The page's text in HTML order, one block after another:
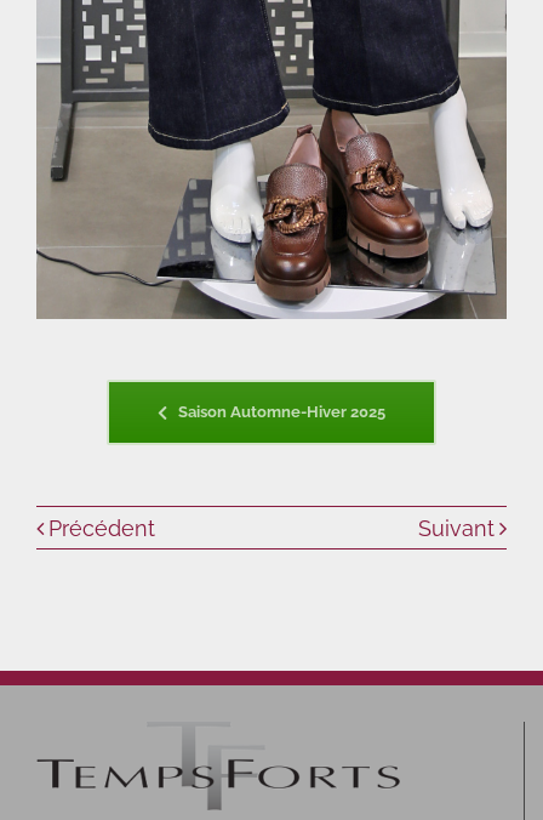
Saison Automne-Hiver 2025
Précédent Suivant